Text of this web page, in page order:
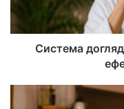
Система